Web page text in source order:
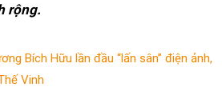
rộng.
Bích Hữu lần đầu “lấn sân” điện ảnh,
Vinh